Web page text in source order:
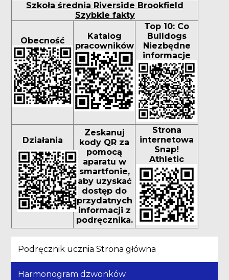
Szkoła średnia Riverside Brookfield
Szybkie fakty
Obecność
Katalog
pracowników
Top 10: Co
Bulldogs
Niezbędne
informacje
Działania
Zeskanuj
kody QR za
pomocą
aparatu w
smartfonie,
aby uzyskać
dostęp do
przydatnych
informacji z
podręcznika.
Strona
internetowa
Snap!
Athletic
Podręcznik ucznia Strona główna
Harmonogram dzwonków